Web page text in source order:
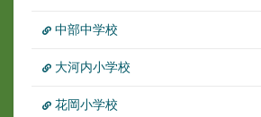
中部中学校
大河内小学校
花岡小学校